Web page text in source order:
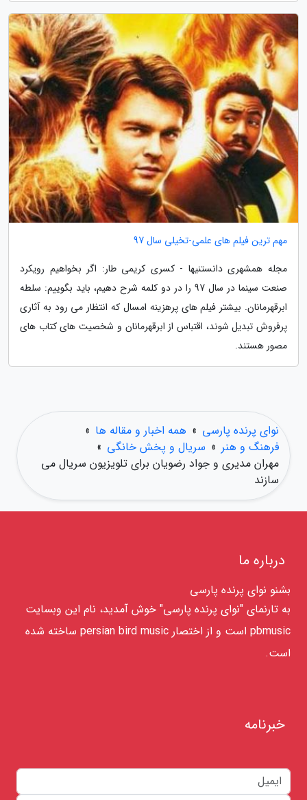
مهم ترین فیلم های علمی-تخیلی سال 97
مجله همشهری دانستنیها - کسری کریمی طار: اگر بخواهیم رویکرد
صنعت سینما در سال 97 را در دو کلمه شرح دهیم، باید بگوییم: سلطه
ابرقهرمانان. بیشتر فیلم های پرهزینه امسال که انتظار می رود به آثاری
پرفروش تبدیل شوند، اقتباس از ابرقهرمانان و شخصیت های کتاب های
مصور هستند.
نوای پرنده پارسی » همه اخبار و مقاله ها »
فرهنگ و هنر » سریال و پخش خانگی »
مهران مدیری و جواد رضویان برای تلویزیون سریال می
سازند
درباره ما
بشنو نوای پرنده پارسی
به تارنمای "نوای پرنده پارسی" خوش آمدید، نام این وبسایت
pbmusic است و از اختصار persian bird music ساخته شده
است.
خبرنامه